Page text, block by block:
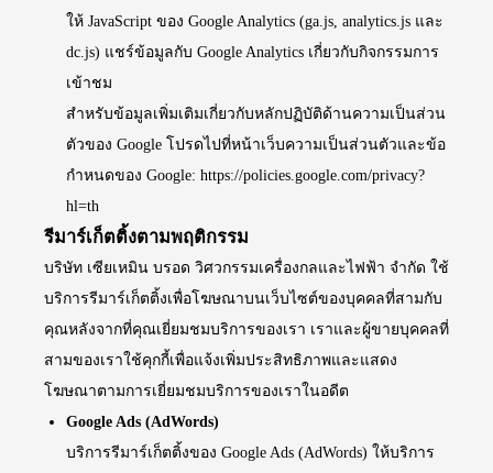
ให้ JavaScript ของ Google Analytics (ga.js, analytics.js และ
dc.js) แชร์ข้อมูลกับ Google Analytics เกี่ยวกับกิจกรรมการ
เข้าชม
สำหรับข้อมูลเพิ่มเติมเกี่ยวกับหลักปฏิบัติด้านความเป็นส่วน
ตัวของ Google โปรดไปที่หน้าเว็บความเป็นส่วนตัวและข้อ
กำหนดของ Google: https://policies.google.com/privacy?
hl=th
รีมาร์เก็ตติ้งตามพฤติกรรม
บริษัท เซียเหมิน บรอด วิศวกรรมเครื่องกลและไฟฟ้า จำกัด ใช้
บริการรีมาร์เก็ตติ้งเพื่อโฆษณาบนเว็บไซต์ของบุคคลที่สามกับ
คุณหลังจากที่คุณเยี่ยมชมบริการของเรา เราและผู้ขายบุคคลที่
สามของเราใช้คุกกี้เพื่อแจ้งเพิ่มประสิทธิภาพและแสดง
โฆษณาตามการเยี่ยมชมบริการของเราในอดีต
Google Ads (AdWords)
บริการรีมาร์เก็ตติ้งของ Google Ads (AdWords) ให้บริการ